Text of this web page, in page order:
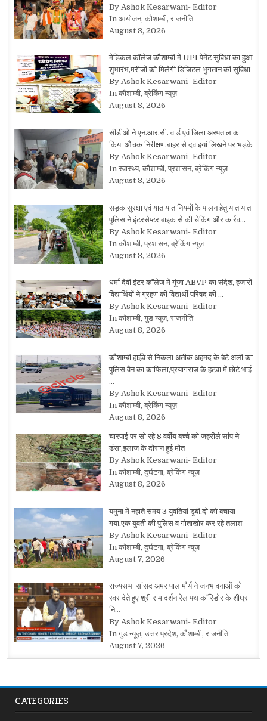
By Ashok Kesarwani- Editor
In आयोजन, कौशाम्बी, राजनीति
August 8, 2026
मेडिकल कॉलेज कौशाम्बी में UPI पेमेंट सुविधा का हुआ
शुभारंभ,मरीजों को मिलेगी डिजिटल भुगतान की सुविधा
By Ashok Kesarwani- Editor
In कौशाम्बी, ब्रेकिंग न्यूज़
August 8, 2026
सीडीओ ने एन.आर.सी. वार्ड एवं जिला अस्पताल का
किया औचक निरीक्षण,बाहर से दवाइयां लिखने पर भड़के
By Ashok Kesarwani- Editor
In स्वास्थ्य, कौशाम्बी, प्रशासन, ब्रेकिंग न्यूज़
August 8, 2026
सड़क सुरक्षा एवं यातायात नियमों के पालन हेतु यातायात
पुलिस ने इंटरसेप्टर बाइक से की चेकिंग और कार्रव…
By Ashok Kesarwani- Editor
In कौशाम्बी, प्रशासन, ब्रेकिंग न्यूज़
August 8, 2026
धर्मा देवी इंटर कॉलेज में गूंजा ABVP का संदेश, हजारों
विद्यार्थियों ने ग्रहण की विद्यार्थी परिषद की …
By Ashok Kesarwani- Editor
In कौशाम्बी, गुड न्यूज़, राजनीति
August 8, 2026
कौशाम्बी हाईवे से निकला अतीक अहमद के बेटे अली का
पुलिस वैन का काफिला,प्रयागराज के हटवा में छोटे भाई
…
By Ashok Kesarwani- Editor
In कौशाम्बी, ब्रेकिंग न्यूज़
August 8, 2026
चारपाई पर सो रहे 8 वर्षीय बच्चे को जहरीले सांप ने
डंसा,इलाज के दौरान हुई मौत
By Ashok Kesarwani- Editor
In कौशाम्बी, दुर्घटना, ब्रेकिंग न्यूज़
August 8, 2026
यमुना में नहाते समय 3 युवतियां डूबी,दो को बचाया
गया,एक युवती की पुलिस व गोताखोर कर रहे तलाश
By Ashok Kesarwani- Editor
In कौशाम्बी, दुर्घटना, ब्रेकिंग न्यूज़
August 7, 2026
राज्यसभा सांसद अमर पाल मौर्य ने जनभावनाओं को
स्वर देते हुए श्री राम दर्शन रेल पथ कॉरिडोर के शीघ्र
नि…
By Ashok Kesarwani- Editor
In गुड न्यूज़, उत्तर प्रदेश, कौशाम्बी, राजनीति
August 7, 2026
CATEGORIES